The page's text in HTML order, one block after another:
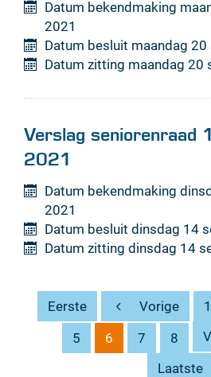
Datum bekendmaking
2021
Datum besluit maandag
Datum zitting maandag 20
Verslag seniorenraad
2021
Datum bekendmaking
2021
Datum besluit dinsdag 14
Datum zitting dinsdag 14
Eerste Vorige 1
5
6 7 8
Laatste